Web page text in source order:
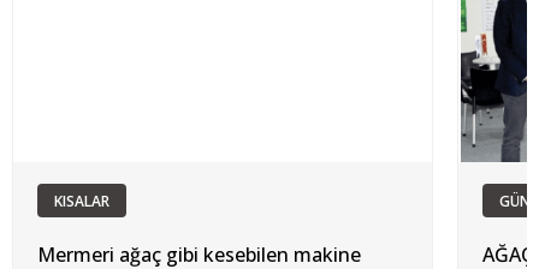
KISALAR
Mermeri ağaç gibi kesebilen makine